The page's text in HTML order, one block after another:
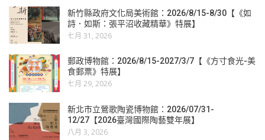
新竹縣政府文化局美術館：2026/8/15-8/30【《如
詩．如斯：張平沼收藏精華》特展】
七月 31, 2026
郵政博物館：2026/8/15-2027/3/7【《方寸食光-美
食郵票》特展】
七月 29, 2026
新北市立鶯歌陶瓷博物館：2026/07/31-
12/27【2026臺灣國際陶藝雙年展】
八月 3, 2026